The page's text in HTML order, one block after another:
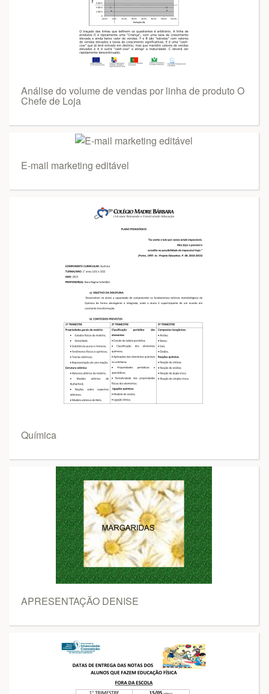
Análise do volume de vendas por linha de produto O
Chefe de Loja
E-mail marketing editável
Química
APRESENTAÇÃO DENISE